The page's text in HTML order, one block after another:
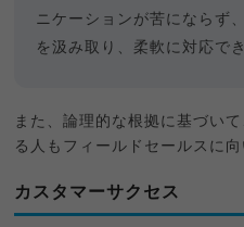
ニケーションが苦にならず
を汲み取り、柔軟に対応で
また、論理的な根拠に基づい
る人もフィールドセールスに向
カスタマーサクセス